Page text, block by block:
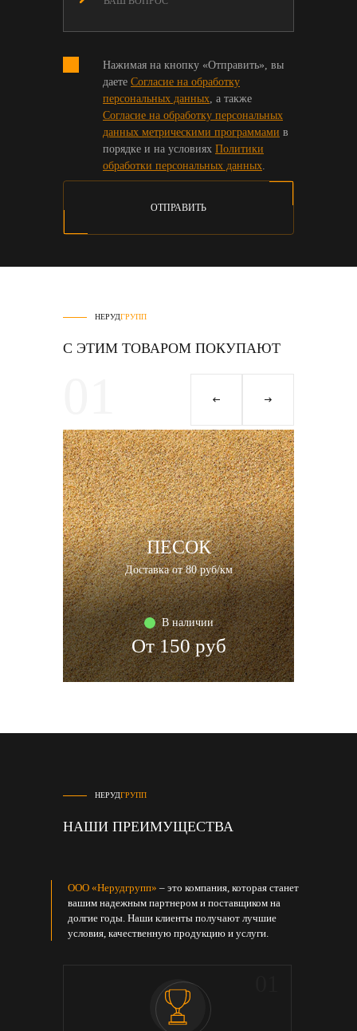
Нажимая на кнопку «Отправить», вы
даете Согласие на обработку
персональных данных, а также
Согласие на обработку персональных
данных метрическими программами в
порядке и на условиях Политики
обработки персональных данных.
ОТПРАВИТЬ
НЕРУДГРУПП
С ЭТИМ ТОВАРОМ ПОКУПАЮТ
ПЕСОК
Доставка от 80 руб/км
В наличии
От 150 руб
НЕРУДГРУПП
НАШИ ПРЕИМУЩЕСТВА
ООО «Нерудгрупп» – это компания, которая станет
вашим надежным партнером и поставщиком на
долгие годы. Наши клиенты получают лучшие
условия, качественную продукцию и услуги.